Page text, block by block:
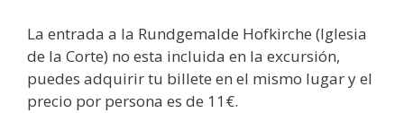
La entrada a la Rundgemalde Hofkirche (Iglesia
de la Corte) no esta incluida en la excursión,
puedes adquirir tu billete en el mismo lugar y el
precio por persona es de 11€.